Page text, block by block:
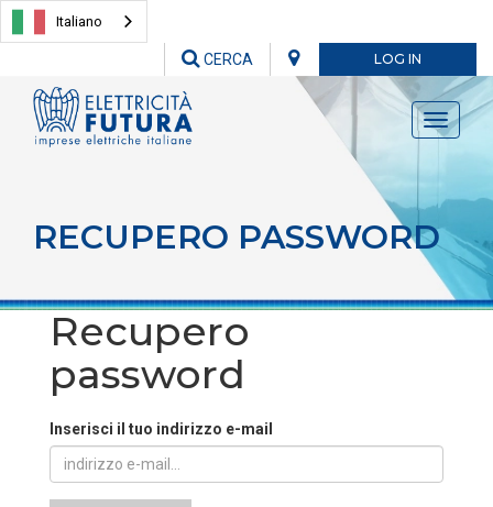
Italiano
LOG IN
CERCA
Toggle
RECUPERO PASSWORD
Recupero
password
Inserisci il tuo indirizzo e-mail